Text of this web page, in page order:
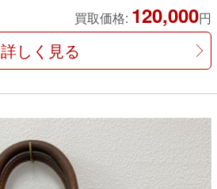
買取価格: 120,000円
詳しく見る